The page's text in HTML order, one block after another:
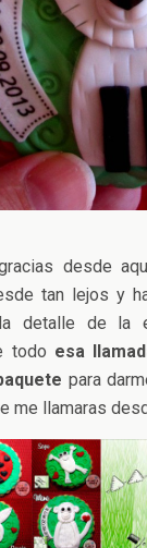
desde
tan lejos y
detalle de la
todo esa
para
me llamaras